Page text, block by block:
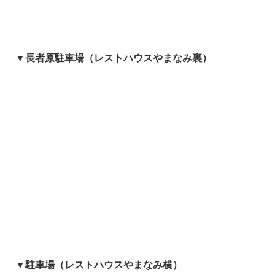
▼長者原駐車場（レストハウスやまなみ裏）
▼駐車場（レストハウスやまなみ横）